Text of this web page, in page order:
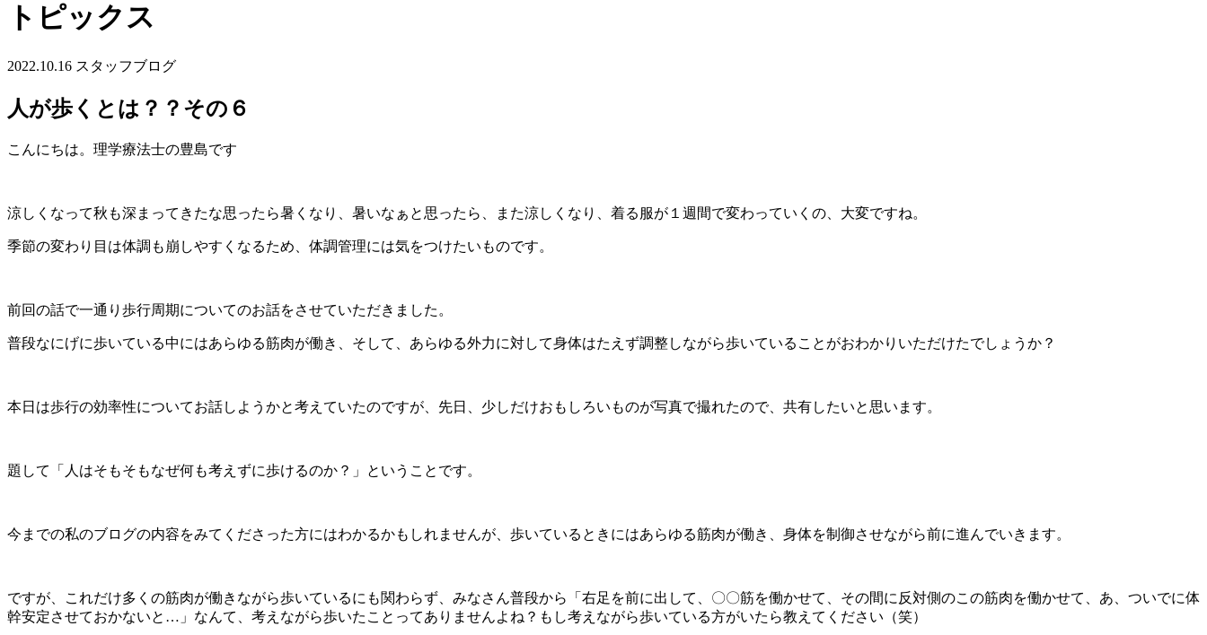
トピックス
2022.10.16 スタッフブログ
人が歩くとは？？その６
こんにちは。理学療法士の豊島です
涼しくなって秋も深まってきたな思ったら暑くなり、暑いなぁと思ったら、また涼しくなり、着る服が１週間で変わっていくの、大変ですね。
季節の変わり目は体調も崩しやすくなるため、体調管理には気をつけたいものです。
前回の話で一通り歩行周期についてのお話をさせていただきました。
普段なにげに歩いている中にはあらゆる筋肉が働き、そして、あらゆる外力に対して身体はたえず調整しながら歩いていることがおわかりいただけたでしょうか？
本日は歩行の効率性についてお話しようかと考えていたのですが、先日、少しだけおもしろいものが写真で撮れたので、共有したいと思います。
題して「人はそもそもなぜ何も考えずに歩けるのか？」ということです。
今までの私のブログの内容をみてくださった方にはわかるかもしれませんが、歩いているときにはあらゆる筋肉が働き、身体を制御させながら前に進んでいきます。
ですが、これだけ多くの筋肉が働きながら歩いているにも関わらず、みなさん普段から「右足を前に出して、〇〇筋を働かせて、その間に反対側のこの筋肉を働かせて、あ、ついでに体
幹安定させておかないと…」なんて、考えながら歩いたことってありませんよね？もし考えながら歩いている方がいたら教えてください（笑）